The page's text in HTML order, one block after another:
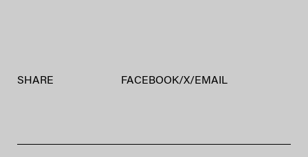
SHARE FACEBOOK/X/ EMAIL